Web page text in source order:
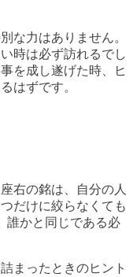
な力はありません。
時は必ず訪れるでし
を成し遂げた時、ヒ
はずです。
右の銘は、自分の人
だけに絞らなくても
誰かと同じである必
まったときのヒント